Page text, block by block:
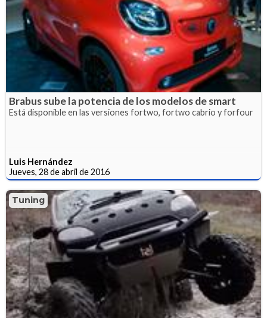
Brabus sube la potencia de los modelos de smart
Está disponible en las versiones fortwo, fortwo cabrio y forfour
Luis Hernández
Jueves, 28 de abril de 2016
Tuning